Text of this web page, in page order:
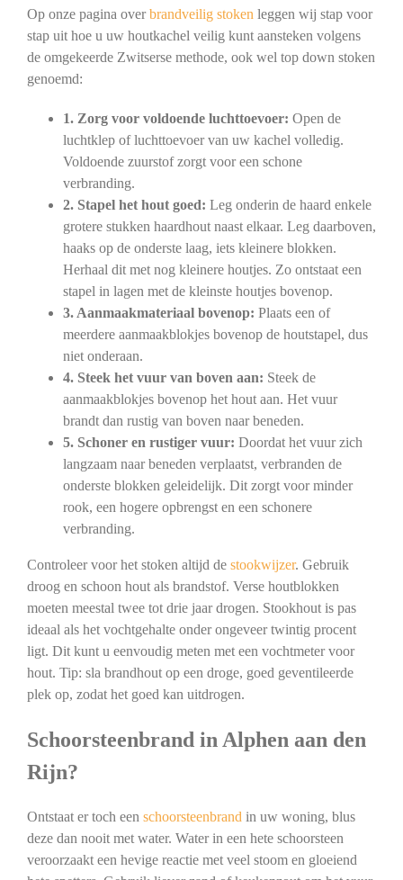
Op onze pagina overbrandveilig stoken leggen wij stap voor
stap uit hoe u uw houtkachel veilig kunt aansteken volgens
de omgekeerde Zwitserse methode, ook wel top down stoken
genoemd:
1. Zorg voor voldoende luchttoevoer: Open de
luchtklep of luchttoevoer van uw kachel volledig.
Voldoende zuurstof zorgt voor een schone
verbranding.
2. Stapel het hout goed: Leg onderin de haard enkele
grotere stukken haardhout naast elkaar. Leg daarboven,
haaks op de onderste laag, iets kleinere blokken.
Herhaal dit met nog kleinere houtjes. Zo ontstaat een
stapel in lagen met de kleinste houtjes bovenop.
3. Aanmaakmateriaal bovenop: Plaats een of
meerdere aanmaakblokjes bovenop de houtstapel, dus
niet onderaan.
4. Steek het vuur van boven aan: Steek de
aanmaakblokjes bovenop het hout aan. Het vuur
brandt dan rustig van boven naar beneden.
5. Schoner en rustiger vuur: Doordat het vuur zich
langzaam naar beneden verplaatst, verbranden de
onderste blokken geleidelijk. Dit zorgt voor minder
rook, een hogere opbrengst en een schonere
verbranding.
Controleer voor het stoken altijd de stookwijzer. Gebruik
droog en schoon hout als brandstof. Verse houtblokken
moeten meestal twee tot drie jaar drogen. Stookhout is pas
ideaal als het vochtgehalte onder ongeveer twintig procent
ligt. Dit kunt u eenvoudig meten met een vochtmeter voor
hout. Tip: sla brandhout op een droge, goed geventileerde
plek op, zodat het goed kan uitdrogen.
Schoorsteenbrand in Alphen aan den
Rijn?
Ontstaat er toch een schoorsteenbrand in uw woning, blus
deze dan nooit met water. Water in een hete schoorsteen
veroorzaakt een hevige reactie met veel stoom en gloeiend